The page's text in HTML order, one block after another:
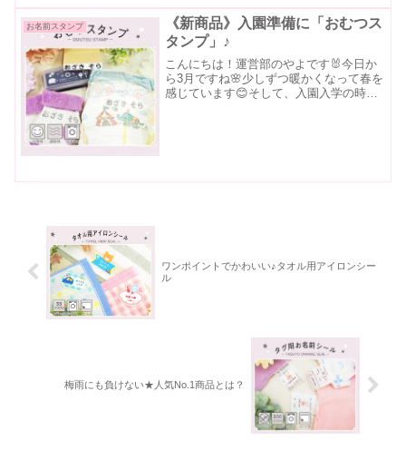
お名前スタンプ
《新商品》入園準備に「おむつス
タンプ」♪
こんにちは！運営部のやよです🐰今日か
ら3月ですね🌸少しずつ暖かくなって春を
感じています😊そして、入園入学の時期
ワンポイントでかわいい♪タオル用アイロンシー
ル
梅雨にも負けない★人気No.1商品とは？